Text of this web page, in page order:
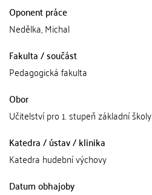
Oponent práce
Nedělka, Michal
Fakulta / součást
Pedagogická fakulta
Obor
Učitelství pro 1. stupeň základní školy
Katedra / ústav / klinika
Katedra hudební výchovy
Datum obhajoby